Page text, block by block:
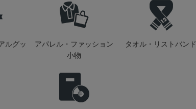
ルグッ
アパレル・ファッション
小物
タオル・リストバンド